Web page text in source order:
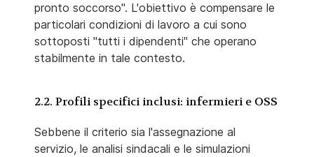
pronto soccorso". L'obiettivo è compensare le
particolari condizioni di lavoro a cui sono
sottoposti "tutti i dipendenti" che operano
stabilmente in tale contesto.
2.2. Profili specifici inclusi: infermieri e OSS
Sebbene il criterio sia l'assegnazione al
servizio, le analisi sindacali e le simulazioni